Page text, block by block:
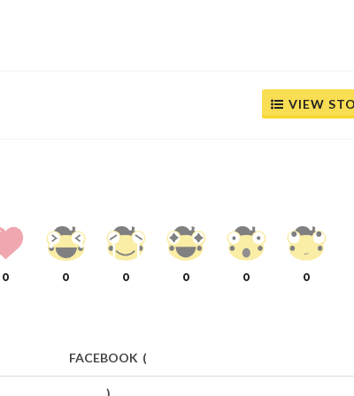
VIEW
0 0 0 0 0 0
FACEBOOK (